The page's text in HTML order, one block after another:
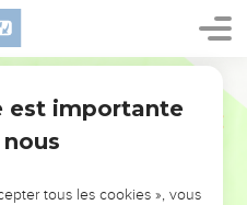
L’ÉVÉNEMENT
est importante
tous les cookies », vous